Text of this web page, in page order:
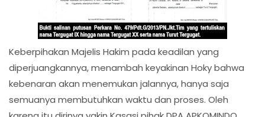
Keberpihakan Majelis Hakim pada keadilan yang
diperjuangkannya, menambah keyakinan Hoky bahwa
kebenaran akan menemukan jalannya, hanya saja
semuanya membutuhkan waktu dan proses. Oleh